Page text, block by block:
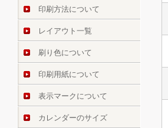
印刷方法について
レイアウト一覧
刷り色について
印刷用紙について
表示マークについて
カレンダーのサイズ